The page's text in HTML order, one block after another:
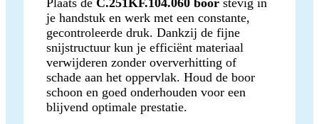
je handstuk en werk met een constante,
gecontroleerde druk. Dankzij de fijne
snijstructuur kun je efficiënt materiaal
verwijderen zonder oververhitting of
schade aan het oppervlak. Houd de boor
schoon en goed onderhouden voor een
blijvend optimale prestatie.